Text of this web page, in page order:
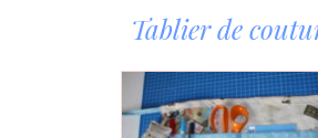
Tablier de